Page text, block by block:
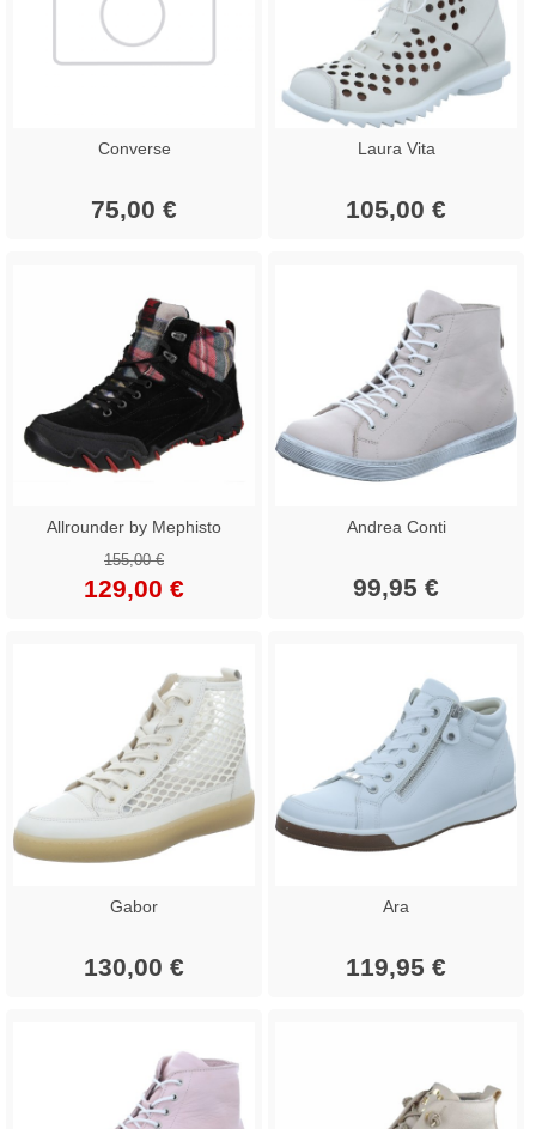
Converse
75,00 €
Laura Vita
105,00 €
Allrounder by Mephisto
155,00 €
129,00 €
Andrea Conti
99,95 €
Gabor
130,00 €
Ara
119,95 €